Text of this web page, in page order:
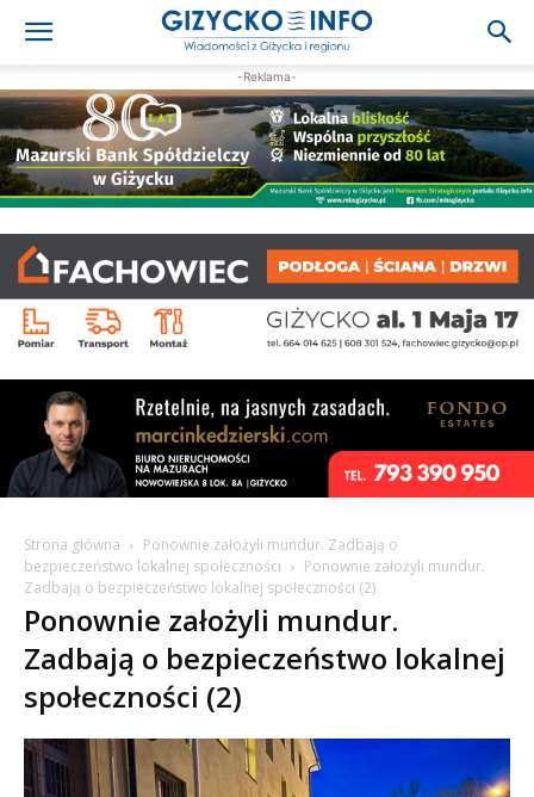
-Reklama-
Strona główna
Ponownie założyli mundur. Zadbają o
bezpieczeństwo lokalnej społeczności
Ponownie założyli mundur.
Zadbają o bezpieczeństwo lokalnej społeczności (2)
Ponownie założyli mundur.
Zadbają o bezpieczeństwo lokalnej
społeczności (2)